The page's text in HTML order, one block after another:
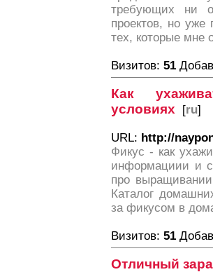
требующих ни
проектов, но уже
тех, которые мне
Визитов: 51
Как
условиях [ru]
URL: http://
Фикус - как
информациии и
про
Каталог
за фикусом в
Визитов: 51
Отличный